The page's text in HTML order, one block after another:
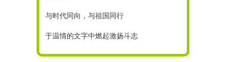
与时代同向，与祖国同行
于温情的文字中燃起激扬斗志